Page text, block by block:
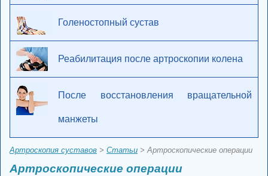
Голеностопный сустав
Реабилитация после артроскопии колена
После восстановления вращательной
манжеты
Артроскопия суставов > Статьи > Артроскопические операции
Артроскопические операции